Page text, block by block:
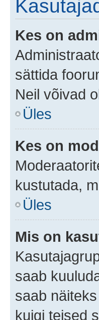
Kes on
sättida
Neil võivad
Üles
Kes on
kustutada,
Üles
Mis on
saab
saab
kuigi teised